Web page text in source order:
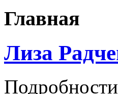
Главная
Лиза
Подробности